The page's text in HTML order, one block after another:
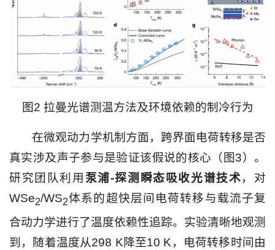
图2 拉曼光谱测温方法及环境依赖的制冷行为
在微观动力学机制方面，跨界面电荷转移是否
真实涉及声子参与是验证该假说的核心（图3）。
研究团队利用 泵浦-探测瞬态吸收光谱技术，对
WSe2/WS2体系的超快层间电荷转移与载流子复
合动力学进行了温度依赖性追踪。实验清晰地观测
到，随着温度从298 K降至10 K，电荷转移时间由